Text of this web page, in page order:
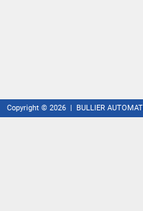
Copyright © 2026 | BULLIER